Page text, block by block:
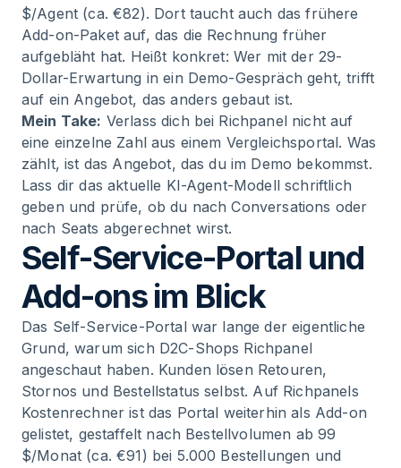
$/Agent (ca. €82). Dort taucht auch das frühere
Add-on-Paket auf, das die Rechnung früher
aufgebläht hat. Heißt konkret: Wer mit der 29-
Dollar-Erwartung in ein Demo-Gespräch geht, trifft
auf ein Angebot, das anders gebaut ist.
Mein Take: Verlass dich bei Richpanel nicht auf
eine einzelne Zahl aus einem Vergleichsportal. Was
zählt, ist das Angebot, das du im Demo bekommst.
Lass dir das aktuelle KI-Agent-Modell schriftlich
geben und prüfe, ob du nach Conversations oder
nach Seats abgerechnet wirst.
Self-Service-Portal und
Add-ons im Blick
Das Self-Service-Portal war lange der eigentliche
Grund, warum sich D2C-Shops Richpanel
angeschaut haben. Kunden lösen Retouren,
Stornos und Bestellstatus selbst. Auf Richpanels
Kostenrechner ist das Portal weiterhin als Add-on
gelistet, gestaffelt nach Bestellvolumen ab 99
$/Monat (ca. €91) bei 5.000 Bestellungen und